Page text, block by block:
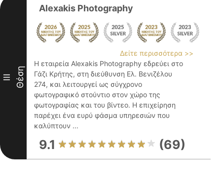
III Θέση
Alexakis Photography
Δείτε περισσότερα >>
Η εταιρεία Alexakis Photography εδρεύει στο
Γάζι Κρήτης, στη διεύθυνση Ελ. Βενιζέλου
274, και λειτουργεί ως σύγχρονο
φωτογραφικό στούντιο στον χώρο της
φωτογραφίας και του βίντεο. Η επιχείρηση
παρέχει ένα ευρύ φάσμα υπηρεσιών που
καλύπτουν ...
9.1 (69)